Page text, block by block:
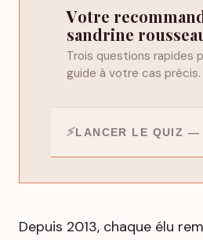
Votre recommandation sur
sandrine
Trois questions rapides
guide à votre cas précis.
LANCER LE QUIZ —
Depuis 2013, chaque élu